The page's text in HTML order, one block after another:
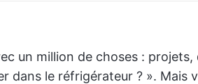
un million de choses :
dans le réfrigérateur ? ». Mais